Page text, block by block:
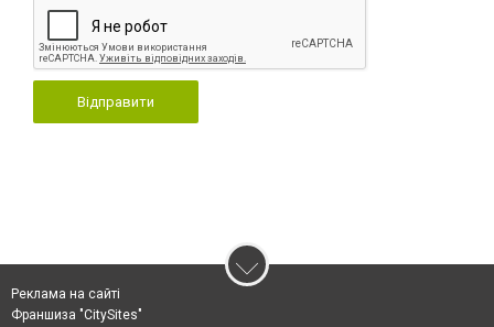
Відправити
Реклама на сайті
Франшиза "CitySites"